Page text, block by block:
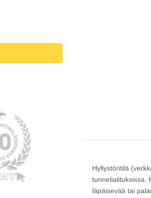
Hyllystöritilä
tunnelialituksissa.
läpäisevää tai